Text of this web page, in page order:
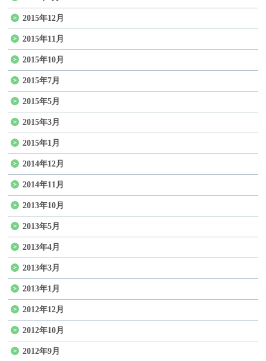
2015年12月
2015年11月
2015年10月
2015年7月
2015年5月
2015年3月
2015年1月
2014年12月
2014年11月
2013年10月
2013年5月
2013年4月
2013年3月
2013年1月
2012年12月
2012年10月
2012年9月